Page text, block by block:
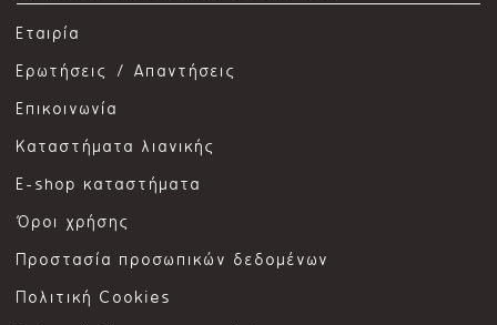
Εταιρία
Ερωτήσεις / Απαντήσεις
Επικοινωνία
Καταστήματα λιανικής
E-shop καταστήματα
Όροι χρήσης
Προστασία προσωπικών δεδομένων
Πολιτική Cookies